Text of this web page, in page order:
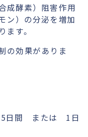
成酵素）阻害作用
ン）の分泌を増加
す。
の効果がありま
日間 または 1日